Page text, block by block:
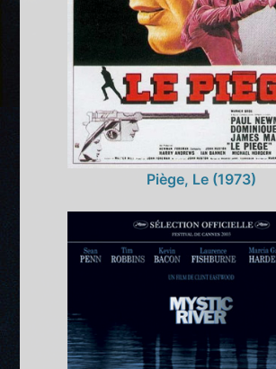
Piège, Le (1973)